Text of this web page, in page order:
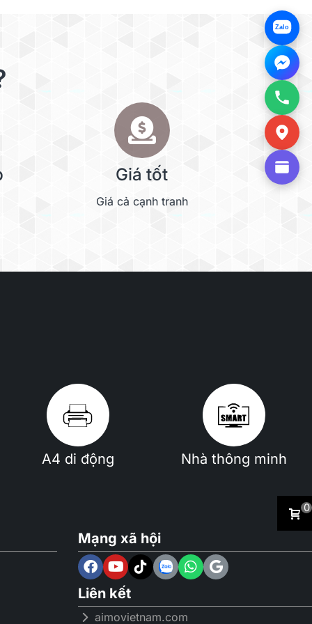
Giá tốt
Giá cả cạnh tranh
A4 di động Nhà thông minh
Mạng xã hội
Liên kết
aimovietnam.com
0
Zalo